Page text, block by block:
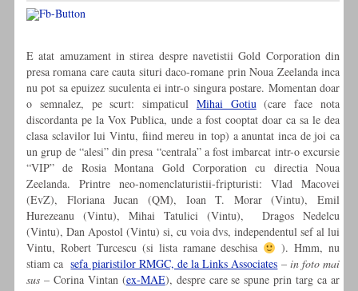
E atat amuzament in stirea despre navetistii Gold Corporation din
presa romana care cauta situri daco-romane prin Noua Zeelanda inca
nu pot sa epuizez suculenta ei intr-o singura postare. Momentan doar
o semnalez, pe scurt: simpaticul Mihai Gotiu(care face nota
discordanta pe la Vox Publica, unde a fost cooptat doar ca sa le dea
clasa sclavilor lui Vintu, fiind mereu in top) a anuntat inca de joi ca
un grup de “alesi” din presa “centrala” a fost imbarcat intr-o excursie
“VIP” de Rosia Montana Gold Corporation cu directia Noua
Zeelanda. Printre neo-nomenclaturistii-fripturisti: Vlad Macovei
(EvZ), Floriana Jucan (QM), Ioan T. Morar (Vintu), Emil
Hurezeanu (Vintu), Mihai Tatulici (Vintu), Dragos Nedelcu
(Vintu), Dan Apostol (Vintu) si, cu voia dvs, independentul sef al lui
Vintu, Robert Turcescu (si lista ramane deschisa
). Hmm, nu
stiam casefa piaristilor RMGC, de la Links Associates –in foto mai
sus – Corina Vintan (ex-MAE), despre care se spune prin targ ca ar